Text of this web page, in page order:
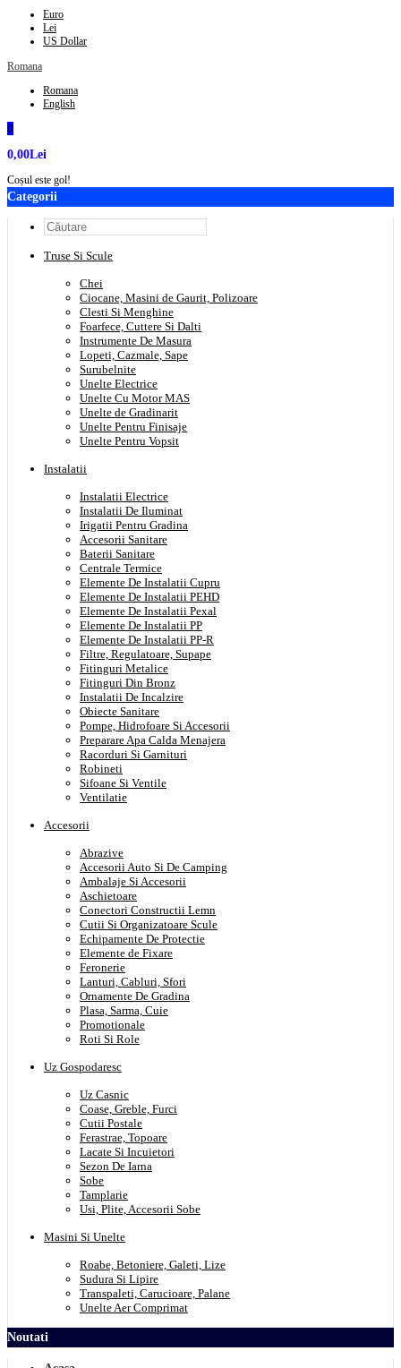
Euro
Lei
US Dollar
Romana
Romana
English
0
0,00Lei
Coșul este gol!
Categorii
Truse Si Scule
Chei
Ciocane, Masini de Gaurit, Polizoare
Clesti Si Menghine
Foarfece, Cuttere Si Dalti
Instrumente De Masura
Lopeti, Cazmale, Sape
Surubelnite
Unelte Electrice
Unelte Cu Motor MAS
Unelte de Gradinarit
Unelte Pentru Finisaje
Unelte Pentru Vopsit
Instalatii
Instalatii Electrice
Instalatii De Iluminat
Irigatii Pentru Gradina
Accesorii Sanitare
Baterii Sanitare
Centrale Termice
Elemente De Instalatii Cupru
Elemente De Instalatii PEHD
Elemente De Instalatii Pexal
Elemente De Instalatii PP
Elemente De Instalatii PP-R
Filtre, Regulatoare, Supape
Fitinguri Metalice
Fitinguri Din Bronz
Instalatii De Incalzire
Obiecte Sanitare
Pompe, Hidrofoare Si Accesorii
Preparare Apa Calda Menajera
Racorduri Si Garnituri
Robineti
Sifoane Si Ventile
Ventilatie
Accesorii
Abrazive
Accesorii Auto Si De Camping
Ambalaje Si Accesorii
Aschietoare
Conectori Constructii Lemn
Cutii Si Organizatoare Scule
Echipamente De Protectie
Elemente de Fixare
Feronerie
Lanturi, Cabluri, Sfori
Ornamente De Gradina
Plasa, Sarma, Cuie
Promotionale
Roti Si Role
Uz Gospodaresc
Uz Casnic
Coase, Greble, Furci
Cutii Postale
Ferastrae, Topoare
Lacate Si Incuietori
Sezon De Iarna
Sobe
Tamplarie
Usi, Plite, Accesorii Sobe
Masini Si Unelte
Roabe, Betoniere, Galeti, Lize
Sudura Si Lipire
Transpaleti, Carucioare, Palane
Unelte Aer Comprimat
Noutati